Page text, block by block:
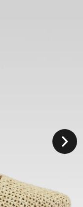
Suivant